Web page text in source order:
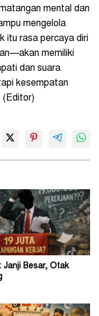
mental dan
mengelola
itu rasa percaya diri
memiliki
dan suara
kesempatan
(Editor)
Janji Besar, Otak